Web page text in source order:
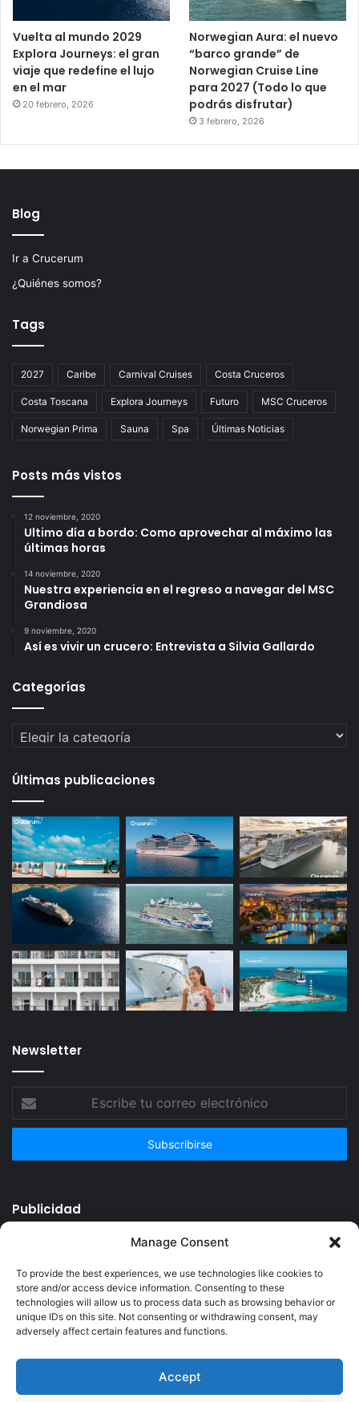
Manage Consent
To provide the best experiences, we use technologies like cookies to
store and/or access device information. Consenting to these
technologies will allow us to process data such as browsing behavior or
unique IDs on this site. Not consenting or withdrawing consent, may
adversely affect certain features and functions.
Accept
Vuelta al mundo 2029
Explora Journeys: el gran
viaje que redefine el lujo
en el mar
20 febrero, 2026
Norwegian Aura: el nuevo
“barco grande” de
Norwegian Cruise Line
para 2027 (Todo lo que
podrás disfrutar)
3 febrero, 2026
Blog
Ir a Crucerum
¿Quiénes somos?
Tags
2027 Caribe Carnival Cruises Costa Cruceros
Costa Toscana Explora Journeys Futuro MSC Cruceros
Norwegian Prima Sauna Spa Últimas Noticias
Posts más vistos
12 noviembre, 2020
Ultimo día a bordo: Como aprovechar al máximo las
últimas horas
14 noviembre, 2020
Nuestra experiencia en el regreso a navegar del MSC
Grandiosa
9 noviembre, 2020
Así es vivir un crucero: Entrevista a Silvia Gallardo
Categorías
Categorías
Últimas publicaciones
Newsletter
correo
Publicidad
© Copyright 2026, Todos los derechos reservados @Crucerum |